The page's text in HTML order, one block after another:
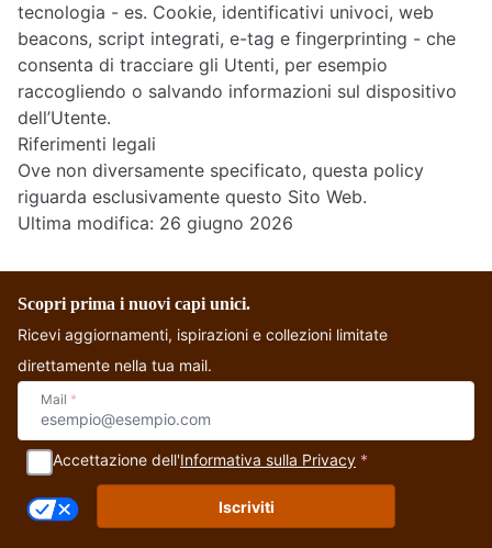
tecnologia - es. Cookie, identificativi univoci, web
beacons, script integrati, e-tag e fingerprinting - che
consenta di tracciare gli Utenti, per esempio
raccogliendo o salvando informazioni sul dispositivo
dell’Utente.
Riferimenti legali
Ove non diversamente specificato, questa policy
riguarda esclusivamente questo Sito Web.
Ultima modifica: 26 giugno 2026
Scopri prima i nuovi capi unici.
Ricevi aggiornamenti, ispirazioni e collezioni limitate
direttamente nella tua mail.
Mail *
Accettazione dell'Informativa sulla Privacy *
Iscriviti